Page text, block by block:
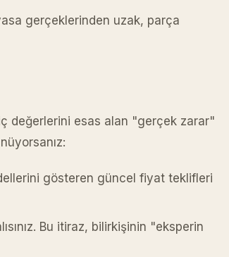
gerçeklerinden uzak, parça
değerlerini esas alan "gerçek zarar"
gösteren güncel fiyat teklifleri
Bu itiraz, bilirkişinin "eksperin